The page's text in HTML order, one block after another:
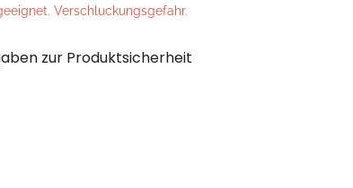
Verschluckungsgefahr.
zur Produktsicherheit